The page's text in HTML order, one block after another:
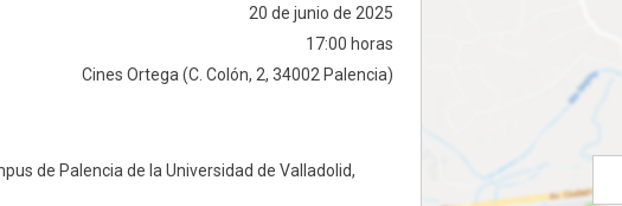
20 de junio de 2025
17:00 horas
Cines Ortega (C. Colón, 2, 34002 Palencia)
de Palencia de la Universidad de Valladolid,